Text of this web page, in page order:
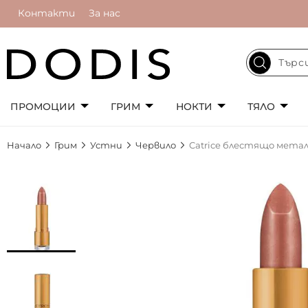
Контакти За нас
ПРОМОЦИИ ГРИМ НОКТИ ТЯЛО
Начало Грим Устни Червило Catrice блестящо
галерията
изображенията